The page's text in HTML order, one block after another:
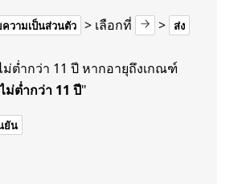
วามเป็นส่วนตัว > เลือกที่ > ส่ง
ม่ต่ำกว่า 11 ปี หากอายุถึงเกณฑ์
ม่ต่ำกว่า 11 ปี"
ยัน